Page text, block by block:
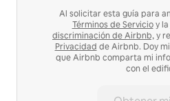
Al solicitar esta guía para
Términos de Servicioy la
discriminación de Airbnb,y
Privacidad de Airbnb. Doy
que Airbnb comparta mi
con el